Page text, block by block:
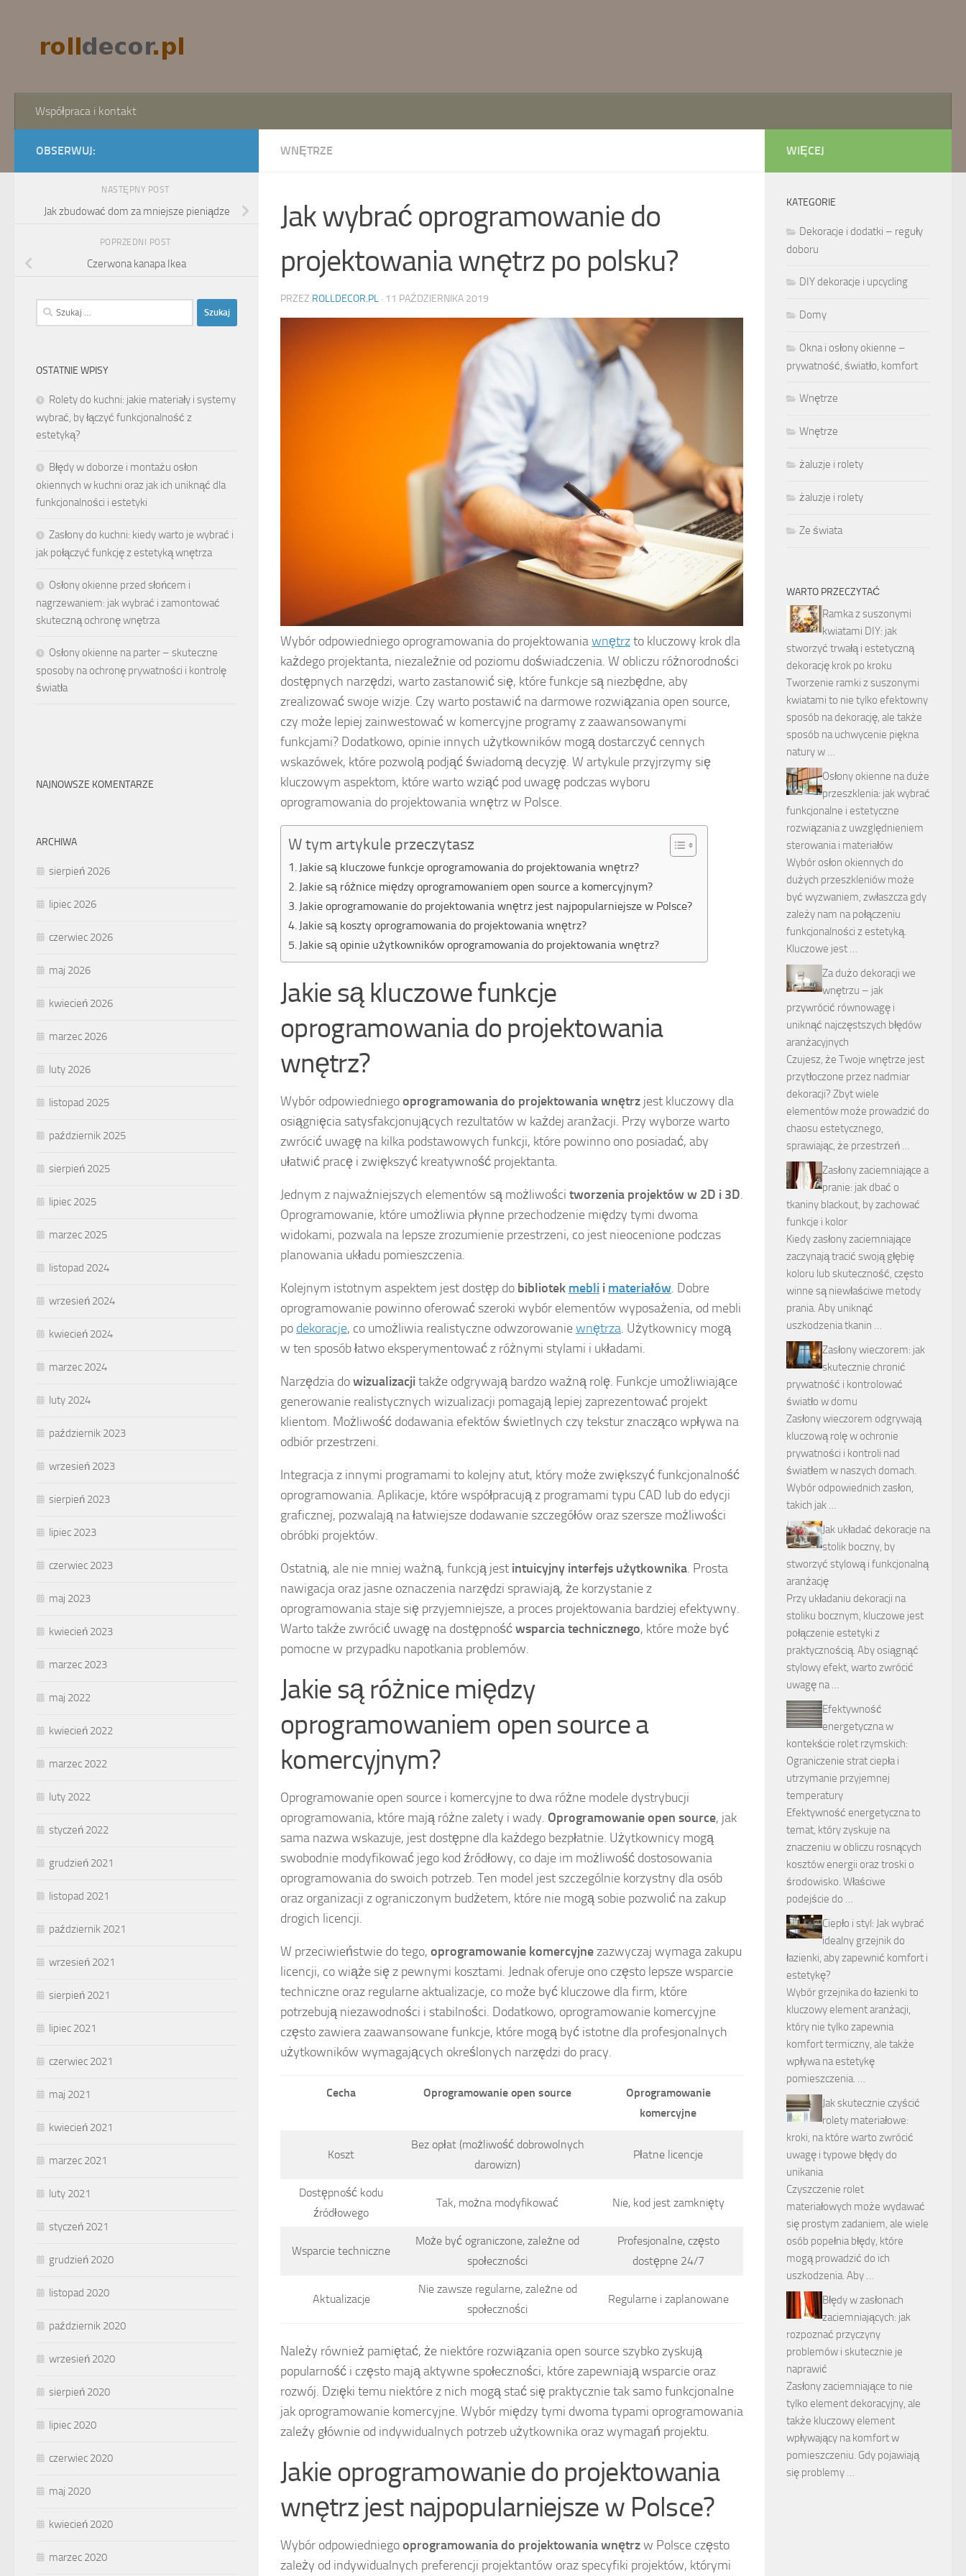
Współpraca i kontakt
WNĘTRZE
Jak wybrać oprogramowanie do
projektowania wnętrz po polsku?
PRZEZ ROLLDECOR.PL · 11 PAŹDZIERNIKA 2019
Wybór odpowiedniego oprogramowania do projektowaniawnętrzto kluczowy krok dla
każdego projektanta, niezależnie od poziomu doświadczenia. W obliczu różnorodności
dostępnych narzędzi, warto zastanowić się, które funkcje są niezbędne, aby
zrealizować swoje wizje. Czy warto postawić na darmowe rozwiązania open source,
czy może lepiej zainwestować w komercyjne programy z zaawansowanymi
funkcjami? Dodatkowo, opinie innych użytkowników mogą dostarczyć cennych
wskazówek, które pozwolą podjąć świadomą decyzję. W artykule przyjrzymy się
kluczowym aspektom, które warto wziąć pod uwagę podczas wyboru
oprogramowania do projektowania wnętrz w Polsce.
W tym artykule przeczytasz
Jakie są kluczowe funkcje oprogramowania do projektowania wnętrz?
Jakie są różnice między oprogramowaniem open source a komercyjnym?
Jakie oprogramowanie do projektowania wnętrz jest najpopularniejsze w Polsce?
Jakie są koszty oprogramowania do projektowania wnętrz?
Jakie są opinie użytkowników oprogramowania do projektowania wnętrz?
Jakie są kluczowe funkcje
oprogramowania do projektowania
wnętrz?
Wybór odpowiedniegooprogramowania do projektowania wnętrz jest kluczowy dla
osiągnięcia satysfakcjonujących rezultatów w każdej aranżacji. Przy wyborze warto
zwrócić uwagę na kilka podstawowych funkcji, które powinno ono posiadać, aby
ułatwić pracę i zwiększyć kreatywność projektanta.
Jednym z najważniejszych elementów są możliwości tworzenia projektów w 2D i 3D.
Oprogramowanie, które umożliwia płynne przechodzenie między tymi dwoma
widokami, pozwala na lepsze zrozumienie przestrzeni, co jest nieocenione podczas
planowania układu pomieszczenia.
Kolejnym istotnym aspektem jest dostęp do bibliotek mebli i materiałów. Dobre
oprogramowanie powinno oferować szeroki wybór elementów wyposażenia, od mebli
po dekoracje, co umożliwia realistyczne odwzorowaniewnętrza. Użytkownicy mogą
w ten sposób łatwo eksperymentować z różnymi stylami i układami.
Narzędzia dowizualizacji także odgrywają bardzo ważną rolę. Funkcje umożliwiające
generowanie realistycznych wizualizacji pomagają lepiej zaprezentować projekt
klientom. Możliwość dodawania efektów świetlnych czy tekstur znacząco wpływa na
odbiór przestrzeni.
Integracja z innymi programami to kolejny atut, który może zwiększyć funkcjonalność
oprogramowania. Aplikacje, które współpracują z programami typu CAD lub do edycji
graficznej, pozwalają na łatwiejsze dodawanie szczegółów oraz szersze możliwości
obróbki projektów.
Ostatnią, ale nie mniej ważną, funkcją jest intuicyjny interfejs użytkownika. Prosta
nawigacja oraz jasne oznaczenia narzędzi sprawiają, że korzystanie z
oprogramowania staje się przyjemniejsze, a proces projektowania bardziej efektywny.
Warto także zwrócić uwagę na dostępnośćwsparcia technicznego, które może być
pomocne w przypadku napotkania problemów.
Jakie są różnice między
oprogramowaniem open source a
komercyjnym?
Oprogramowanie open source i komercyjne to dwa różne modele dystrybucji
oprogramowania, które mają różne zalety i wady. Oprogramowanie open source, jak
sama nazwa wskazuje, jest dostępne dla każdego bezpłatnie. Użytkownicy mogą
swobodnie modyfikować jego kod źródłowy, co daje im możliwość dostosowania
oprogramowania do swoich potrzeb. Ten model jest szczególnie korzystny dla osób
oraz organizacji z ograniczonym budżetem, które nie mogą sobie pozwolić na zakup
drogich licencji.
W przeciwieństwie do tego, oprogramowanie komercyjnezazwyczaj wymaga zakupu
licencji, co wiąże się z pewnymi kosztami. Jednak oferuje ono często lepsze wsparcie
techniczne oraz regularne aktualizacje, co może być kluczowe dla firm, które
potrzebują niezawodności i stabilności. Dodatkowo, oprogramowanie komercyjne
często zawiera zaawansowane funkcje, które mogą być istotne dla profesjonalnych
użytkowników wymagających określonych narzędzi do pracy.
Cecha Oprogramowanie open source
Oprogramowanie
komercyjne
Koszt
Bez opłat (możliwość dobrowolnych
darowizn)
Płatne licencje
Dostępność kodu
źródłowego
Tak, można modyfikować Nie, kod jest zamknięty
Wsparcie techniczne
Może być ograniczone, zależne od
społeczności
Profesjonalne, często
dostępne 24/7
Aktualizacje
Nie zawsze regularne, zależne od
społeczności
Regularne i zaplanowane
Należy również pamiętać, że niektóre rozwiązania open source szybko zyskują
popularność i często mają aktywne społeczności, które zapewniają wsparcie oraz
rozwój. Dzięki temu niektóre z nich mogą stać się praktycznie tak samo funkcjonalne
jak oprogramowanie komercyjne. Wybór między tymi dwoma typami oprogramowania
zależy głównie od indywidualnych potrzeb użytkownika oraz wymagań projektu.
Jakie oprogramowanie do projektowania
wnętrz jest najpopularniejsze w Polsce?
Wybór odpowiedniegooprogramowania do projektowania wnętrzw Polsce często
zależy od indywidualnych preferencji projektantów oraz specyfiki projektów, którymi
OBSERWUJ:
NASTĘPNY POST
Jak zbudować dom za mniejsze pieniądze
POPRZEDNI POST
Czerwona kanapa Ikea
Szukaj:
OSTATNIE WPISY
Rolety do kuchni: jakie materiały i systemy
wybrać, by łączyć funkcjonalność z
estetyką?
Błędy w doborze i montażu osłon
okiennych w kuchni oraz jak ich uniknąć dla
funkcjonalności i estetyki
Zasłony do kuchni: kiedy warto je wybrać i
jak połączyć funkcję z estetyką wnętrza
Osłony okienne przed słońcem i
nagrzewaniem: jak wybrać i zamontować
skuteczną ochronę wnętrza
Osłony okienne na parter – skuteczne
sposoby na ochronę prywatności i kontrolę
światła
NAJNOWSZE KOMENTARZE
ARCHIWA
sierpień 2026
lipiec 2026
czerwiec 2026
maj 2026
kwiecień 2026
marzec 2026
luty 2026
listopad 2025
październik 2025
sierpień 2025
lipiec 2025
marzec 2025
listopad 2024
wrzesień 2024
kwiecień 2024
marzec 2024
luty 2024
październik 2023
wrzesień 2023
sierpień 2023
lipiec 2023
czerwiec 2023
maj 2023
kwiecień 2023
marzec 2023
maj 2022
kwiecień 2022
marzec 2022
luty 2022
styczeń 2022
grudzień 2021
listopad 2021
październik 2021
wrzesień 2021
sierpień 2021
lipiec 2021
czerwiec 2021
maj 2021
kwiecień 2021
marzec 2021
luty 2021
styczeń 2021
grudzień 2020
listopad 2020
październik 2020
wrzesień 2020
sierpień 2020
lipiec 2020
czerwiec 2020
maj 2020
kwiecień 2020
marzec 2020
WIĘCEJ
KATEGORIE
Dekoracje i dodatki – reguły
doboru
DIY dekoracje i upcycling
Domy
Okna i osłony okienne –
prywatność, światło, komfort
Wnętrze
Wnętrze
żaluzje i rolety
żaluzje i rolety
Ze świata
WARTO PRZECZYTAĆ
Ramka z suszonymi
kwiatami DIY: jak
stworzyć trwałą i estetyczną
dekorację krok po kroku
Tworzenie ramki z suszonymi
kwiatami to nie tylko efektowny
sposób na dekorację, ale także
sposób na uchwycenie piękna
natury w …
Osłony okienne na duże
przeszklenia: jak wybrać
funkcjonalne i estetyczne
rozwiązania z uwzględnieniem
sterowania i materiałów
Wybór osłon okiennych do
dużych przeszkleniów może
być wyzwaniem, zwłaszcza gdy
zależy nam na połączeniu
funkcjonalności z estetyką.
Kluczowe jest …
Za dużo dekoracji we
wnętrzu – jak
przywrócić równowagę i
uniknąć najczęstszych błędów
aranżacyjnych
Czujesz, że Twoje wnętrze jest
przytłoczone przez nadmiar
dekoracji? Zbyt wiele
elementów może prowadzić do
chaosu estetycznego,
sprawiając, że przestrzeń …
Zasłony zaciemniające a
pranie: jak dbać o
tkaniny blackout, by zachować
funkcje i kolor
Kiedy zasłony zaciemniające
zaczynają tracić swoją głębię
koloru lub skuteczność, często
winne są niewłaściwe metody
prania. Aby uniknąć
uszkodzenia tkanin …
Zasłony wieczorem: jak
skutecznie chronić
prywatność i kontrolować
światło w domu
Zasłony wieczorem odgrywają
kluczową rolę w ochronie
prywatności i kontroli nad
światłem w naszych domach.
Wybór odpowiednich zasłon,
takich jak …
Jak układać dekoracje na
stolik boczny, by
stworzyć stylową i funkcjonalną
aranżację
Przy układaniu dekoracji na
stoliku bocznym, kluczowe jest
połączenie estetyki z
praktycznością. Aby osiągnąć
stylowy efekt, warto zwrócić
uwagę na …
Efektywność
energetyczna w
kontekście rolet rzymskich:
Ograniczenie strat ciepła i
utrzymanie przyjemnej
temperatury
Efektywność energetyczna to
temat, który zyskuje na
znaczeniu w obliczu rosnących
kosztów energii oraz troski o
środowisko. Właściwe
podejście do …
Ciepło i styl: Jak wybrać
idealny grzejnik do
łazienki, aby zapewnić komfort i
estetykę?
Wybór grzejnika do łazienki to
kluczowy element aranżacji,
który nie tylko zapewnia
komfort termiczny, ale także
wpływa na estetykę
pomieszczenia. …
Jak skutecznie czyścić
rolety materiałowe:
kroki, na które warto zwrócić
uwagę i typowe błędy do
unikania
Czyszczenie rolet
materiałowych może wydawać
się prostym zadaniem, ale wiele
osób popełnia błędy, które
mogą prowadzić do ich
uszkodzenia. Aby …
Błędy w zasłonach
zaciemniających: jak
rozpoznać przyczyny
problemów i skutecznie je
naprawić
Zasłony zaciemniające to nie
tylko element dekoracyjny, ale
także kluczowy element
wpływający na komfort w
pomieszczeniu. Gdy pojawiają
się problemy …